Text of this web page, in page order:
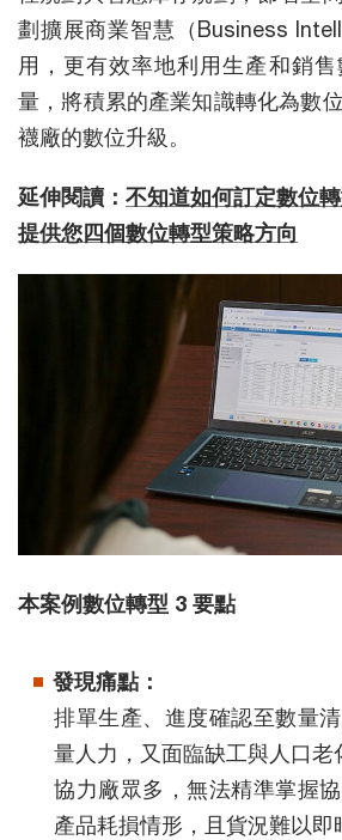
劃擴展商業智慧（Business
用，更有效率地利用生產和銷
量，將積累的產業知識轉化為數
襪廠的數位升級。
延伸閱讀： 不知道如何訂定數位
提供您四個數位轉型策略方向
本案例數位轉型 3 要點
發現痛點：
排單生產、進度確認至數量
量人力，又面臨缺工與人口老
協力廠眾多，無法精準掌握
產品耗損情形，且貨況難以即